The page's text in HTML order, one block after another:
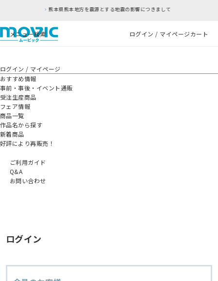
熊本県熊本地方を震源とする地震の影響につきまして
メニュー検索 ログイン / マイページカート
ログイン / マイページ
おすすめ情報
事前・事後・イベント通販
受注生産商品
フェア情報
商品一覧
作品名から探す
新着商品
好評により再販売！
ご利用ガイド
Q&A
お問い合わせ
ログイン